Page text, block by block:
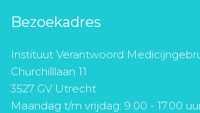
Bezoekadres
Instituut Verantwoord
Churchilllaan 11
3527 GV Utrecht
Maandag t/m vrijdag: 9.00 - 17.00